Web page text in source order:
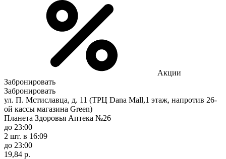
Акции
Забронировать
Забронировать
ул. П. Мстиславца, д. 11 (ТРЦ Dana Mall,1 этаж, напротив 26-
ой кассы магазина Green)
Планета Здоровья Аптека №26
до 23:00
2 шт. в 16:09
до 23:00
19,84 р.